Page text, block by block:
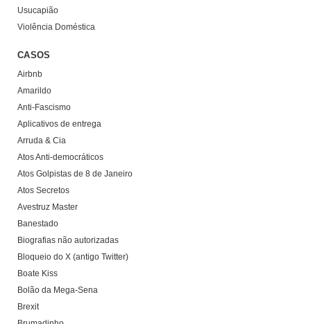
Usucapião
Violência Doméstica
CASOS
Airbnb
Amarildo
Anti-Fascismo
Aplicativos de entrega
Arruda & Cia
Atos Anti-democráticos
Atos Golpistas de 8 de Janeiro
Atos Secretos
Avestruz Master
Banestado
Biografias não autorizadas
Bloqueio do X (antigo Twitter)
Boate Kiss
Bolão da Mega-Sena
Brexit